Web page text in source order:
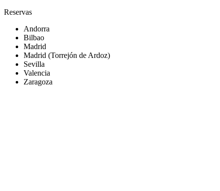
Reservas
Andorra
Bilbao
Madrid
Madrid (Torrejón de Ardoz)
Sevilla
Valencia
Zaragoza